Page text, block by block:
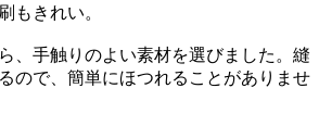
もきれい。
、手触りのよい素材を選びました。縫
ので、簡単にほつれることがありませ